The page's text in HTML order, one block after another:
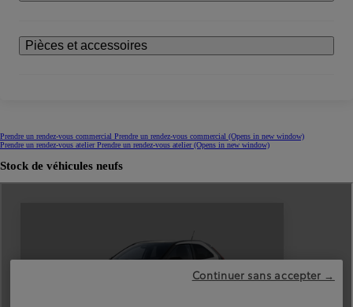
Pièces et accessoires
Prendre un rendez-vous commercial Prendre un rendez-vous commercial (Opens in new window)
Prendre un rendez-vous atelierPrendre un rendez-vous atelier(Opens in new window)
Stock de véhicules neufs